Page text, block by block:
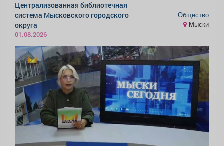
Централизованная библиотечная
система Мысковского городского
округа
01.08.2026
Общество
Мыски